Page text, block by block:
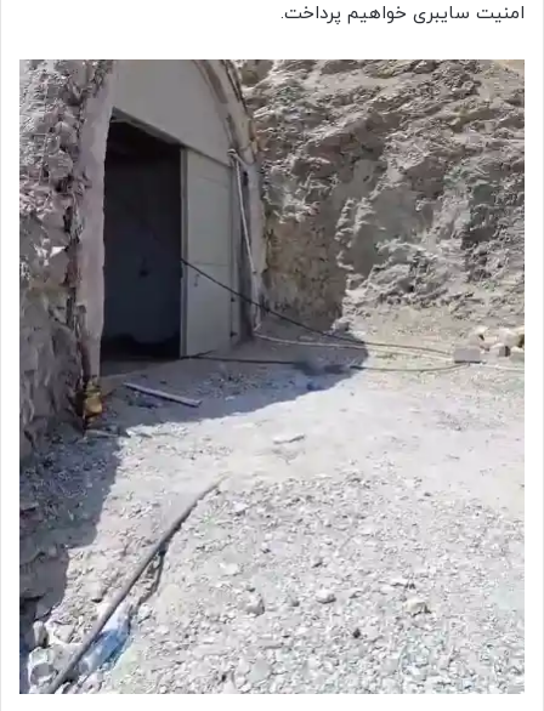
امنیت سایبری خواهیم پرداخت.